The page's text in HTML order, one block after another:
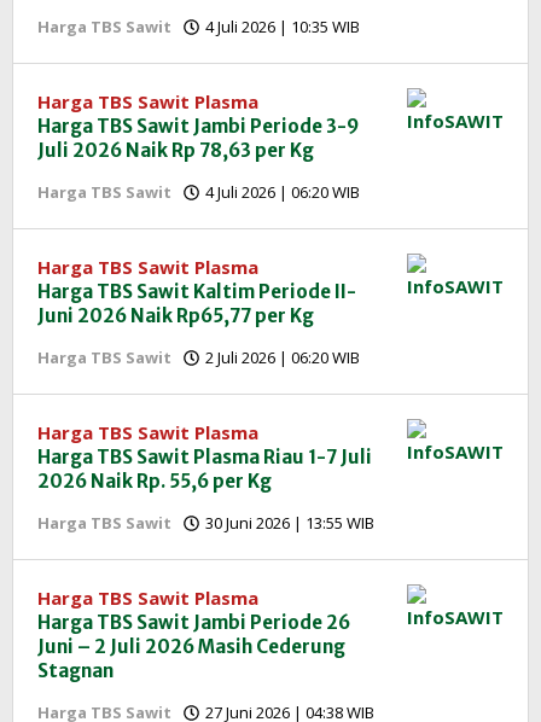
Harga TBS Sawit 4 Juli 2026 | 10:35 WIB
InfoSAWIT
Harga TBS Sawit Plasma
Harga TBS Sawit Jambi Periode 3-9
Juli 2026 Naik Rp 78,63 per Kg
Harga TBS Sawit 4 Juli 2026 | 06:20 WIB
InfoSAWIT
Harga TBS Sawit Plasma
Harga TBS Sawit Kaltim Periode II-
Juni 2026 Naik Rp65,77 per Kg
Harga TBS Sawit 2 Juli 2026 | 06:20 WIB
InfoSAWIT
Harga TBS Sawit Plasma
Harga TBS Sawit Plasma Riau 1-7 Juli
2026 Naik Rp. 55,6 per Kg
Harga TBS Sawit 30 Juni 2026 | 13:55 WIB
InfoSAWIT
Harga TBS Sawit Plasma
Harga TBS Sawit Jambi Periode 26
Juni – 2 Juli 2026 Masih Cederung
Stagnan
Harga TBS Sawit 27 Juni 2026 | 04:38 WIB